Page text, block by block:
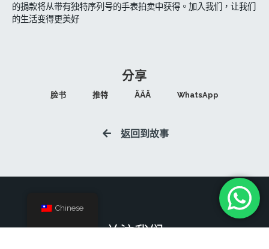
的捐款将从带有独特序列号的手表拍卖中获得。加入我们，让我们
的生活变得更美好
分享
脸书 推特 ǞǞǞ WhatsApp
返回到故事
关注我们
Chinese